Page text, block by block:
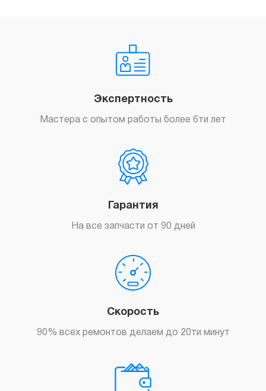
Экспертность
Мастера с опытом работы более 6ти лет
Гарантия
На все запчасти от 90 дней
Скорость
90% всех ремонтов делаем до 20ти минут